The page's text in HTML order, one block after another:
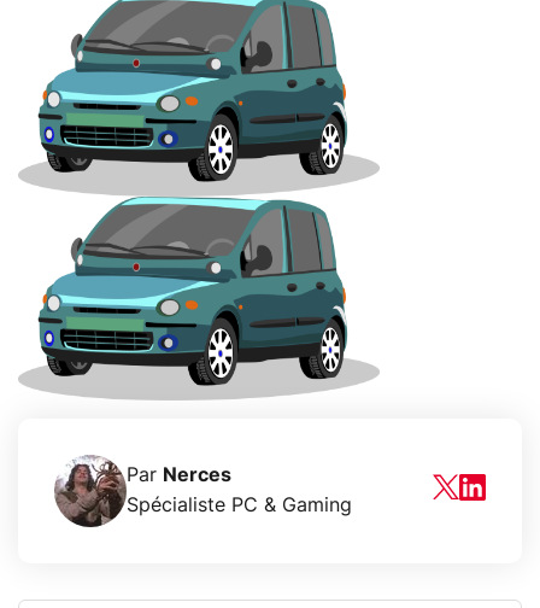
Par Nerces
Spécialiste PC & Gaming